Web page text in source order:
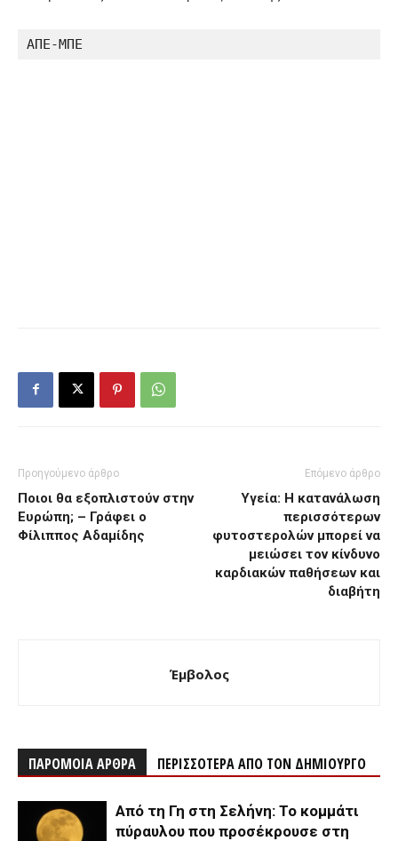
ΑΠΕ-ΜΠΕ
Προηγούμενο άρθρο
Ποιοι θα εξοπλιστούν στην
Ευρώπη; – Γράφει ο
Φίλιππος Αδαμίδης
Επόμενο άρθρο
Υγεία: Η κατανάλωση
περισσότερων
φυτοστερολών μπορεί να
μειώσει τον κίνδυνο
καρδιακών παθήσεων και
διαβήτη
Έμβολος
ΠΑΡΟΜΟΙΑ ΑΡΘΡΑ ΠΕΡΙΣΣΟΤΕΡΑ ΑΠΟ ΤΟΝ ΔΗΜΙΟΥΡΓΟ
Από τη Γη στη Σελήνη: Το κομμάτι
πύραυλου που προσέκρουσε στη